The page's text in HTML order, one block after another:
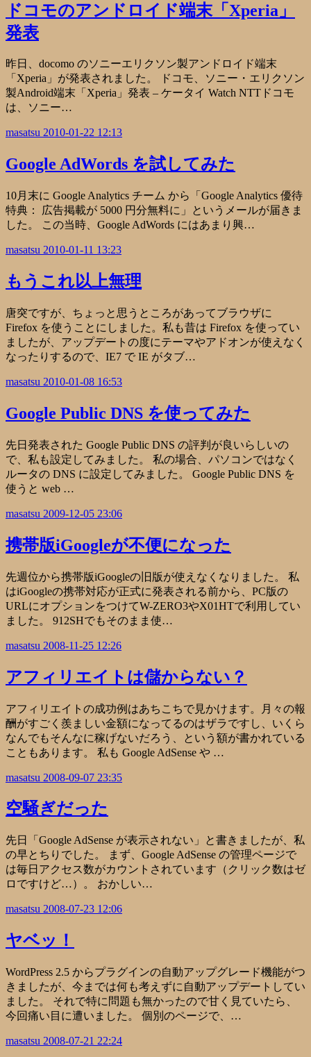
ドコモのアンドロイド端末「Xperia」
発表
昨日、docomo のソニーエリクソン製アンドロイド端末
「Xperia」が発表されました。 ドコモ、ソニー・エリクソン
製Android端末「Xperia」発表 – ケータイ Watch NTTドコモ
は、ソニー…
masatsu 2010-01-22 12:13
Google AdWords を試してみた
10月末に Google Analytics チーム から「Google Analytics 優待
特典： 広告掲載が 5000 円分無料に」というメールが届きま
した。 この当時、Google AdWords にはあまり興…
masatsu 2010-01-11 13:23
もうこれ以上無理
唐突ですが、ちょっと思うところがあってブラウザに
Firefox を使うことにしました。私も昔は Firefox を使ってい
ましたが、アップデートの度にテーマやアドオンが使えなく
なったりするので、IE7 で IE がタブ…
masatsu 2010-01-08 16:53
Google Public DNS を使ってみた
先日発表された Google Public DNS の評判が良いらしいの
で、私も設定してみました。 私の場合、パソコンではなく
ルータの DNS に設定してみました。 Google Public DNS を
使うと web …
masatsu 2009-12-05 23:06
携帯版iGoogleが不便になった
先週位から携帯版iGoogleの旧版が使えなくなりました。 私
はiGoogleの携帯対応が正式に発表される前から、PC版の
URLにオプションをつけてW-ZERO3やX01HTで利用してい
ました。 912SHでもそのまま使…
masatsu 2008-11-25 12:26
アフィリエイトは儲からない？
アフィリエイトの成功例はあちこちで見かけます。月々の報
酬がすごく羨ましい金額になってるのはザラですし、いくら
なんでもそんなに稼げないだろう、という額が書かれている
こともあります。 私も Google AdSense や …
masatsu 2008-09-07 23:35
空騒ぎだった
先日「Google AdSense が表示されない」と書きましたが、私
の早とちりでした。 まず、Google AdSense の管理ページで
は毎日アクセス数がカウントされています（クリック数はゼ
ロですけど…）。 おかしい…
masatsu 2008-07-23 12:06
ヤベッ！
WordPress 2.5 からプラグインの自動アップグレード機能がつ
きましたが、今までは何も考えずに自動アップデートしてい
ました。 それで特に問題も無かったので甘く見ていたら、
今回痛い目に遭いました。 個別のページで、…
masatsu 2008-07-21 22:24